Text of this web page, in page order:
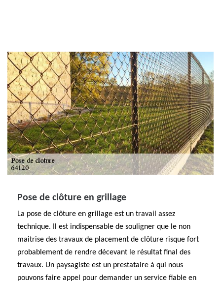
Pose de clôture en grillage
La pose de clôture en grillage est un travail assez
technique. Il est indispensable de souligner que le non
maitrise des travaux de placement de clôture risque fort
probablement de rendre décevant le résultat final des
travaux. Un paysagiste est un prestataire à qui nous
pouvons faire appel pour demander un service fiable en